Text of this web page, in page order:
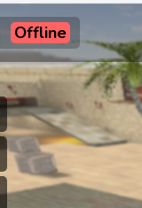
Offline